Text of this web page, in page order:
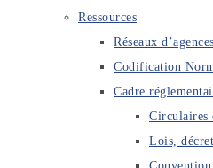
Ressources
Réseaux d’agences
Codification
Cadre
Circulaires
Lois,